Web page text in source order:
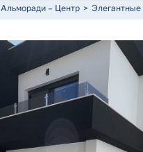
Альморади – Центр